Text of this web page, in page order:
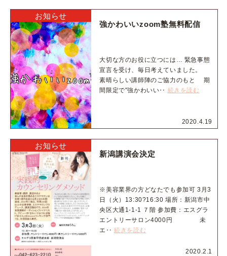
お知らせ
2020.4.19
強かわいいzoom塾無料配信
大切な方のお役に立つには… 緊急事態
宣言を受け、毎日考えていました。
素晴らしい講師陣のご協力のもと 期
間限定で"強かわいい‥ 続きを読む
お知らせ
2020.2.1
新潟講演会決定
※美容業界の方どなたでも参加可 3月3
日（火）13:30?16:30 場所：新潟市中
央区大通1-1-1 ７階 参加費：エスグラ
エントリーサロン4000円 未
エ‥続きを読む